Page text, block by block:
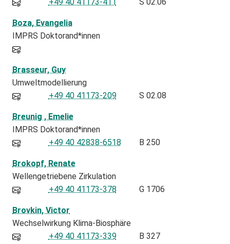
Boza, Evangelia
IMPRS Doktorand*innen
Brasseur, Guy
Umweltmodellierung
+49 40 41173-209
S 02.08
Breunig , Emelie
IMPRS Doktorand*innen
+49 40 42838-6518
B 250
Brokopf, Renate
Wellengetriebene Zirkulation
+49 40 41173-378
G 1706
Brovkin, Victor
Wechselwirkung Klima-Biosphäre
+49 40 41173-339
B 327